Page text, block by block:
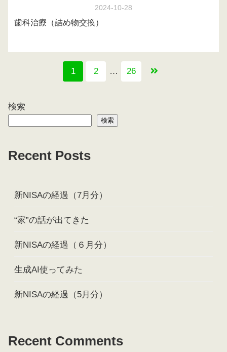
2024-10-28
歯科治療（詰め物交換）
1 2 … 26
検索
検索
Recent Posts
新NISAの経過（7月分）
“家”の話が出てきた
新NISAの経過（６月分）
生成AI使ってみた
新NISAの経過（5月分）
Recent Comments